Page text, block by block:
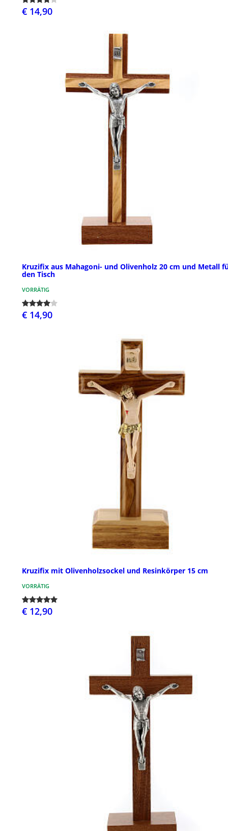
€ 14,90
Kruzifix aus Mahagoni- und Olivenholz 20 cm und Metall
den Tisch
VORRÄTIG
€ 14,90
Kruzifix mit Olivenholzsockel und Resinkörper 15 cm
VORRÄTIG
€ 12,90